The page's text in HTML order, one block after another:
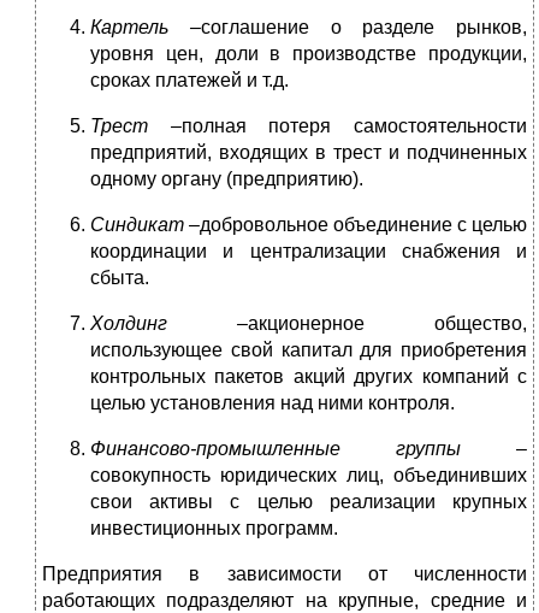
Картель –соглашение о разделе рынков,
уровня цен, доли в производстве продукции,
сроках платежей и т.д.
Трест –полная потеря самостоятельности
предприятий, входящих в трест и подчиненных
одному органу (предприятию).
Синдикат –добровольное объединение с целью
координации и централизации снабжения и
сбыта.
Холдинг –акционерное общество,
использующее свой капитал для приобретения
контрольных пакетов акций других компаний с
целью установления над ними контроля.
Финансово-промышленные группы –
совокупность юридических лиц, объединивших
свои активы с целью реализации крупных
инвестиционных программ.
Предприятия в зависимости от численности
работающих подразделяют на крупные, средние и